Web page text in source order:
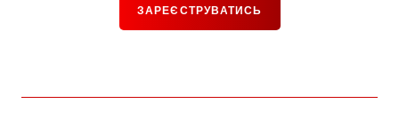
ЗАРЕЄСТРУВАТИСЬ